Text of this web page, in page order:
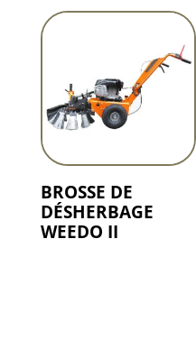
BROSSE DE
DÉSHERBAGE
WEEDO II